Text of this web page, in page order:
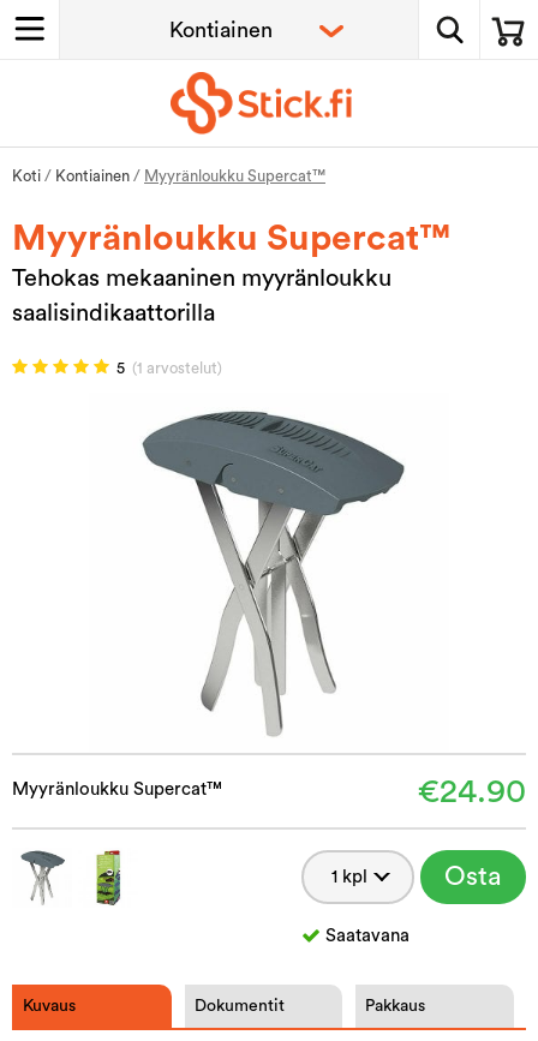
Koti / Kontiainen / Myyränloukku Supercat™
Myyränloukku Supercat™
Tehokas mekaaninen myyränloukku
saalisindikaattorilla
5 (1 arvostelut)
Myyränloukku Supercat™ €24.90
Osta
Saatavana
Kuvaus Dokumentit Pakkaus